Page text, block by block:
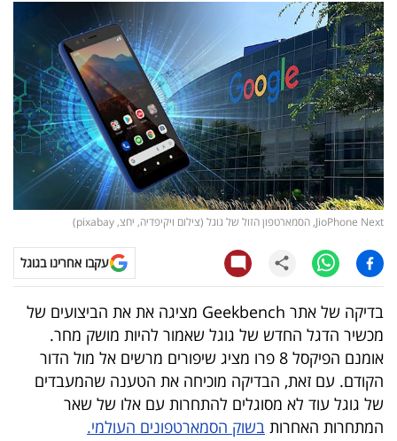
מדדים
ומחקרים
דעות
רכילות
עסקית
קריפטו
ויראלי
טלוויזיה
עסקי
ספורט
קריירה
ולימודים
JioPhone Next, הסמארטפון הזול של גוגל (צילום ויקיפדיה, יחצ, pixabay)
עקבו אחרינו בגוגל
בדיקה של אתר Geekbench מציגה את את הביצועים של
מכשיר הדגל החדש של גוגל שאמור להיות מושק מחר.
אומנם הפיקסל 8 פרו מציג שיפורים מרשים אל מול הדור
הקודם. עם זאת, הבדיקה מוכיחה את הטענה שהמעבדים
של גוגל עוד לא מסוגלים להתחרות עם אלו של שאר
המתחרות האחרות בשוק הסמארטפונים העולמי.